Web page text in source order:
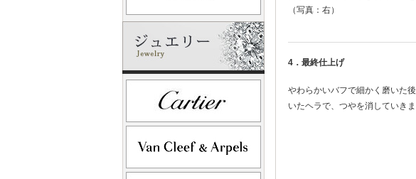
（写真：右）
4．最終仕上げ
やわらかいバフで細かく磨いた
いたヘラで、つやを消していきま